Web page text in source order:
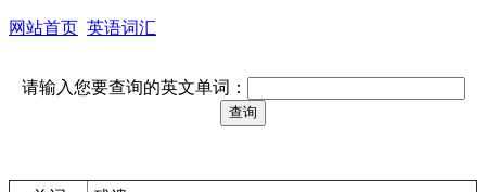
网站首页 英语词汇
请输入您要查询的英文单词：